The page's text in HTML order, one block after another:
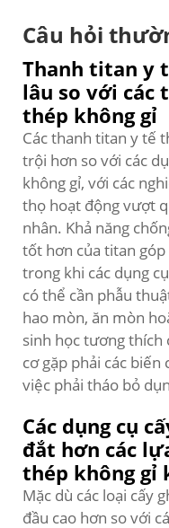
Câu hỏi
Thanh titan y
lâu so với các
thép không gỉ
Các thanh titan y tế
trội hơn so với các
không gỉ, với các
thọ hoạt động vượt
nhân. Khả năng
tốt hơn của titan
trong khi các dụng
có thể cần phẫu
hao mòn, ăn mòn
sinh học tương thích
cơ gặp phải các
việc phải tháo bỏ
Các dụng cụ
đắt hơn các
thép không gỉ
Mặc dù các loại cấy
đầu cao hơn so với